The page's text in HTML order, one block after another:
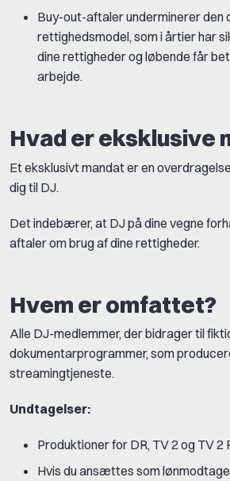
Buy-out-aftaler underminerer den
rettighedsmodel, som i årtier har
dine rettigheder og løbende får
arbejde.
Hvad er eksklusive
Et eksklusivt mandat er en
dig til DJ.
Det indebærer, at DJ på dine vegne
aftaler om brug af dine rettigheder.
Hvem er omfattet?
Alle DJ-medlemmer, der bidrager til
dokumentarprogrammer, som
streamingtjeneste.
Undtagelser:
Produktioner for DR, TV 2 og TV 2
Hvis du ansættes som